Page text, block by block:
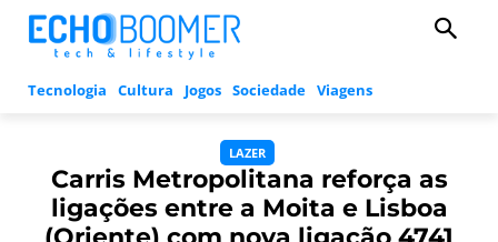
Tecnologia Cultura Jogos Sociedade Viagens
LAZER
Carris Metropolitana reforça as
ligações entre a Moita e Lisboa